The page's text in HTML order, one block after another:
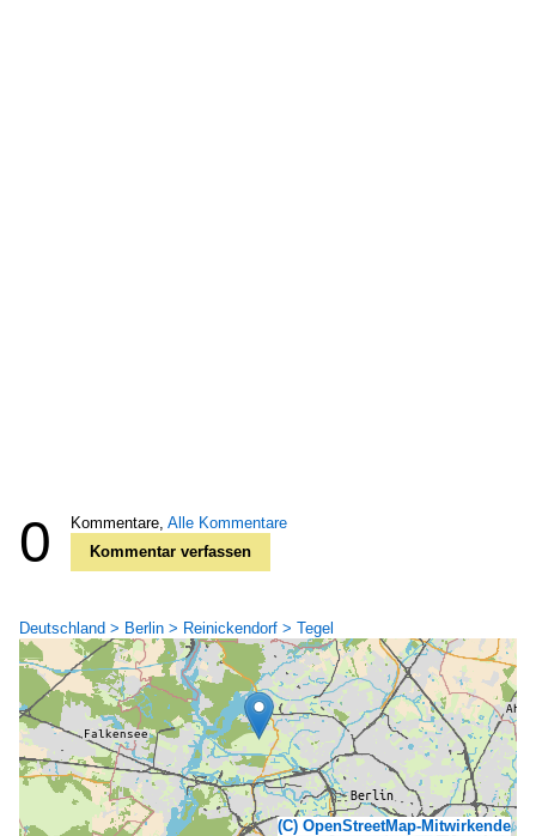
0 Kommentare, Alle Kommentare
Kommentar verfassen
Deutschland > Berlin > Reinickendorf > Tegel
(C) OpenStreetMap-Mitwirkende